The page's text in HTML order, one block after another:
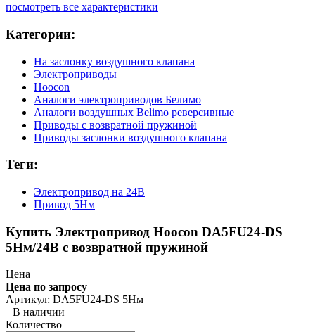
посмотреть все характеристики
Категории:
На заслонку воздушного клапана
Электроприводы
Hoocon
Аналоги электроприводов Белимо
Аналоги воздушных Belimo реверсивные
Приводы с возвратной пружиной
Приводы заслонки воздушного клапана
Теги:
Электропривод на 24В
Привод 5Нм
Купить Электропривод Hoocon DA5FU24-DS
5Нм/24В с возвратной пружиной
Цена
Цена по запросу
Артикул: DA5FU24-DS 5Нм
В наличии
Количество